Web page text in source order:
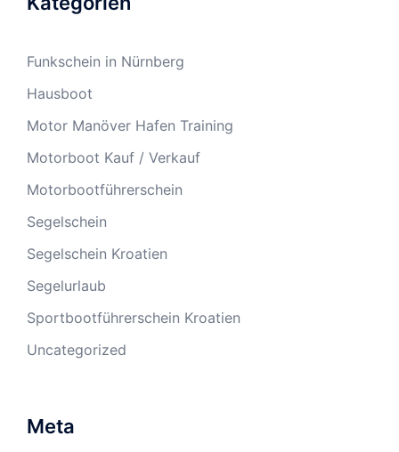
Funkschein in Nürnberg
Hausboot
Motor Manöver Hafen Training
Motorboot Kauf / Verkauf
Motorbootführerschein
Segelschein
Segelschein Kroatien
Segelurlaub
Sportbootführerschein Kroatien
Uncategorized
Meta